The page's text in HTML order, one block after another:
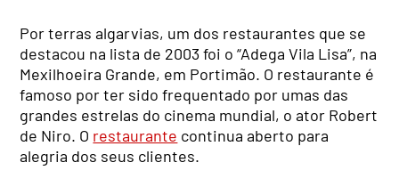
Por terras algarvias, um dos restaurantes que se
destacou na lista de 2003 foi o “Adega Vila Lisa”, na
Mexilhoeira Grande, em Portimão. O restaurante é
famoso por ter sido frequentado por umas das
grandes estrelas do cinema mundial, o ator Robert
de Niro. O restaurante continua aberto para
alegria dos seus clientes.